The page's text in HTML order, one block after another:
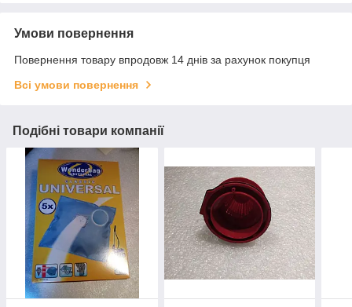
Умови повернення
Повернення товару впродовж 14 днів за рахунок покупця
Всі умови повернення
Подібні товари компанії